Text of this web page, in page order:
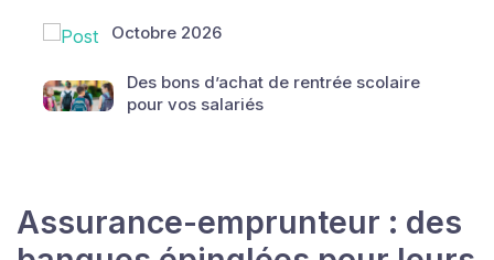
Octobre 2026
Des bons d’achat de rentrée scolaire
pour vos salariés
Assurance-emprunteur : des